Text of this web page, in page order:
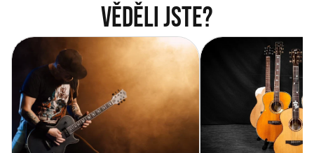
Věděli jste?
Vítejte na novém e-shopu Music
City
Jak vybrat